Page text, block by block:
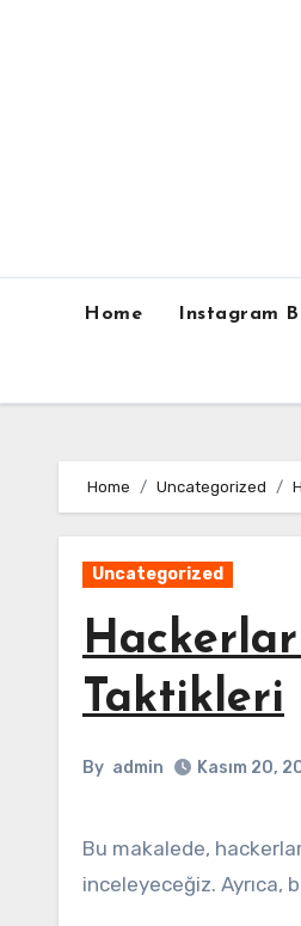
Home Instagram
Home Uncategorized
Uncategorized
Taktikleri
By admin Kasım 20,
Bu makalede, hackerların web güvenlik duvarlarını aşma yöntemlerini ve bu taktiklerin nasıl çalıştığını
inceleyeceğiz. Ayrıca,